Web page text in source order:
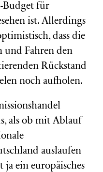
Budget für
ist. Allerdings
dass die
und Fahren den
Rückstand
noch aufholen.
als ob mit Ablauf
auslaufen
ja ein europäisches